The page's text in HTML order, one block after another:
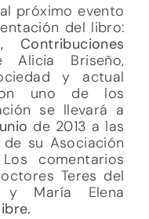
próximo evento
del libro:
Contribuciones
Alicia Briseño,
y actual
uno de los
se llevará a
de 2013 a las
su Asociación
comentarios
Teres del
y María Elena